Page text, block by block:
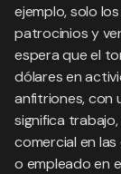
ejemplo, solo
patrocinios y
espera que el
dólares en
anfitriones, con
significa
comercial en
o empleado en